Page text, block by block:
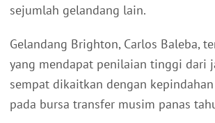
sejumlah gelandang lain.
Gelandang Brighton, Carlos Baleba,
yang mendapat penilaian tinggi dari
sempat dikaitkan dengan
pada bursa transfer musim panas